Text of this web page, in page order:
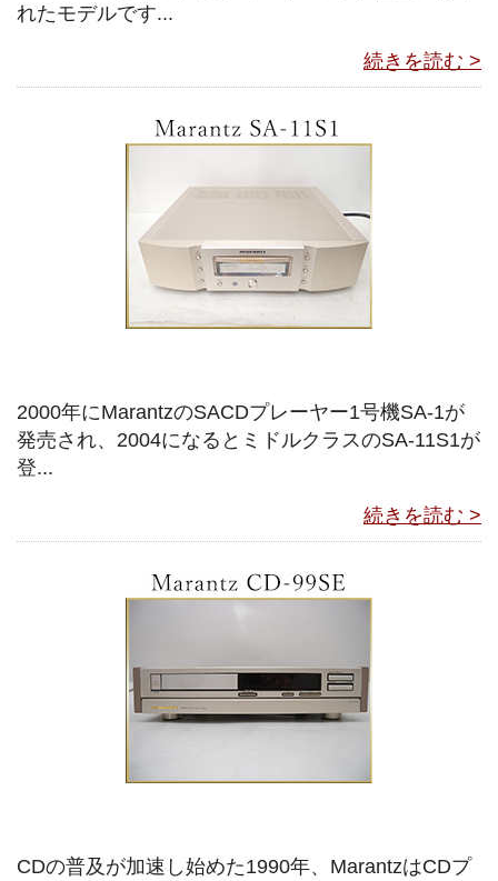
れたモデルです...
続きを読む >
2000年にMarantzのSACDプレーヤー1号機SA-1が
発売され、2004になるとミドルクラスのSA-11S1が
登...
続きを読む >
CDの普及が加速し始めた1990年、MarantzはCDプ